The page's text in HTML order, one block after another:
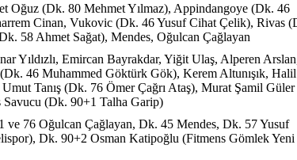
Oğuz (Dk. 80 Mehmet Yılmaz), Appindangoye (Dk. 46
Cinan, Vukovic (Dk. 46 Yusuf Cihat Çelik), Rivas
58 Ahmet Sağat), Mendes, Oğulcan Çağlayan
Yıldızlı, Emircan Bayrakdar, Yiğit Ulaş, Alperen
46 Muhammed Göktürk Gök), Kerem Altunışık, Halil
Tanış (Dk. 76 Ömer Çağrı Ataş), Murat Şamil Güler
Savucu (Dk. 90+1 Talha Garip)
ve 76 Oğulcan Çağlayan, Dk. 45 Mendes, Dk. 57 Yusuf
Dk. 90+2 Osman Katipoğlu (Fitmens Gömlek Yeni